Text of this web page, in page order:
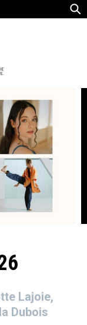
Lajoie,
Dubois